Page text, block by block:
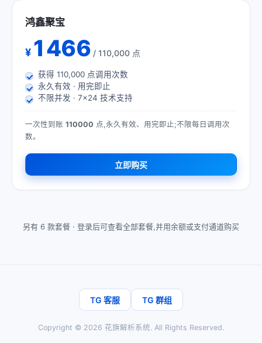
鸿鑫聚宝
¥ 1466 / 110,000 点
获得 110,000 点调用次数
永久有效 · 用完即止
不限并发 · 7×24 技术支持
一次性到账 110000 点,永久有效、用完即止;不限每日调用次
数。
立即购买
另有 6 款套餐 · 登录后可查看全部套餐,并用余额或支付通道购买
TG 客服 TG 群组
Copyright © 2026 花旗解析系统. All Rights Reserved.